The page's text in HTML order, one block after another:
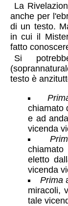
La
anche per
di un testo.
in cui il
fatto
Si
testo è
chiamato
e ad
vicenda
eletto
vicenda
Prima
miracoli,
tale